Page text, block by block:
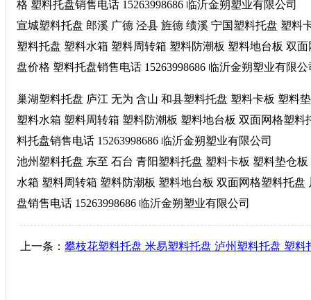
格 塑料托盘销售电话 15263998686 临沂金朔塑业有限公司
宣城塑料托盘 郎溪 广德 泾县 旌德 绩溪 宁国塑料托盘 塑
塑料托盘 塑料水箱 塑料周转箱 塑料防潮板 塑料地台板 双
盘价格 塑料托盘销售电话 15263998686 临沂金朔塑业有限
巢湖塑料托盘 庐江 无为 含山 和县塑料托盘 塑料卡板 塑料
塑料水箱 塑料周转箱 塑料防潮板 塑料地台板 双面网格塑
料托盘销售电话 15263998686 临沂金朔塑业有限公司
池州塑料托盘 东至 石台 青阳塑料托盘 塑料卡板 塑料垫仓
水箱 塑料周转箱 塑料防潮板 塑料地台板 双面网格塑料托
盘销售电话 15263998686 临沂金朔塑业有限公司
上一条： 攀枝花塑料托盘 米易塑料托盘 泸州塑料托盘 塑料